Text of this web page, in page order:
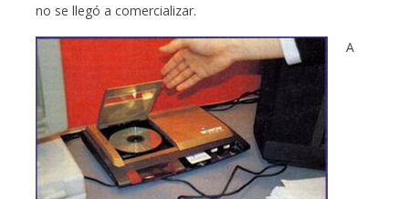
no se llegó a comercializar.
A